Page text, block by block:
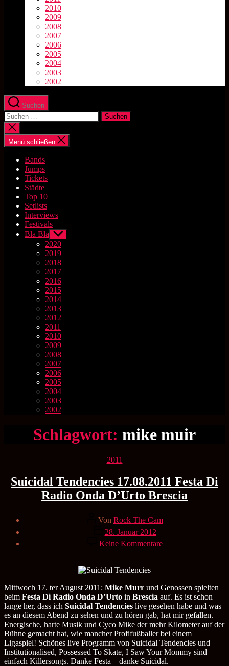
2010
2009
2008
2007
2006
2005
2004
2003
2002
Suchen
Suchen
nach:
Suche
schließen
Menü schließen
Bands
Jumps
Tickets
Städte
Top 10
Setlists
Interviews
Festivals
Bla Bla Untermenü
anzeigen
2020
2019
2018
2017
2016
2015
2014
2013
2012
2011
2010
2009
2008
2007
2006
2005
2004
2003
2002
Schlagwort: mike muir
Kategorien
2011
Suicidal Tendencies 17.08.2011 Festa Di
Radio Onda D’Urto Brescia
Beitragsautor
Von Rock The Cam
Veröffentlichungsdatum
28. Januar 2012
Keine Kommentarezu
Suicidal
Di
Radio
Onda
D’Urto
Brescia
Mittwoch 17. ter August 2011: Mike Murr und Genossen spielten
beim Festa Di Radio Onda D’Urto in Brescia auf. Es ist schon
lange her, dass ich Suicidal Tendencies live gesehen habe und was
es an diesem Abend zu sehen und zu hören gab, hat mir gefallen.
Energische, harte Musik und Cyco Mike der mehr Kilometer auf der
Bühne gemacht hat, wie mancher Profifußballer bei einem
Ligaspiel! Schönes live Programm von Suicidal Tendencies und
Institutionalised, Possessed To Skate, I Saw Your Mommy sind
einfach Killersongs. Danke Festa – danke Suicidal.